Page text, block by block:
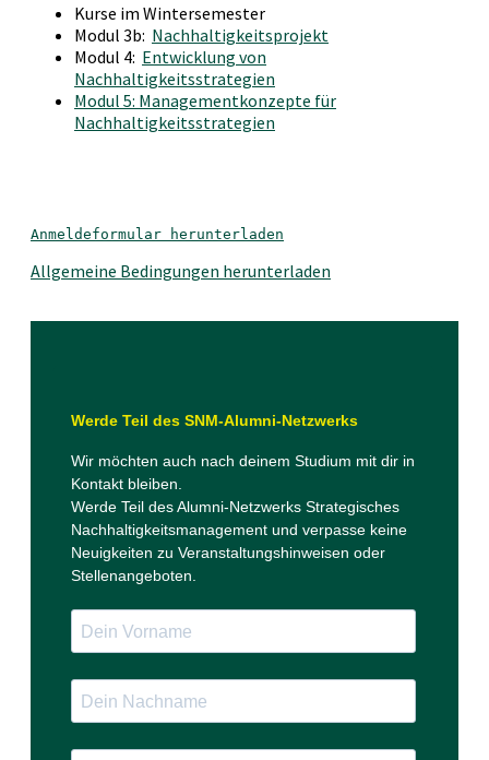
Kurse im Wintersemester
Modul 3b: Nachhaltigkeitsprojekt
Modul 4: Entwicklung von
Nachhaltigkeitsstrategien
Modul 5: Managementkonzepte für
Nachhaltigkeitsstrategien
Anmeldeformular herunterladen
Allgemeine Bedingungen herunterladen